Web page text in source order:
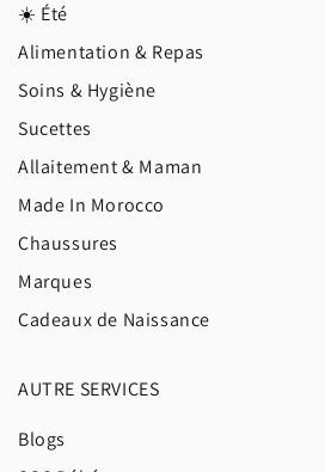
☀️ Été
Alimentation & Repas
Soins & Hygiène
Sucettes
Allaitement & Maman
Made In Morocco
Chaussures
Marques
Cadeaux de Naissance
AUTRE SERVICES
Blogs